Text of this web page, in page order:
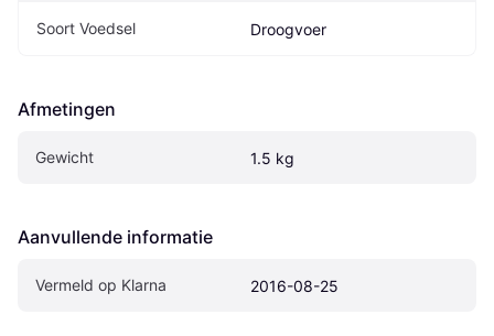
Soort Voedsel Droogvoer
Afmetingen
Gewicht 1.5 kg
Aanvullende informatie
Vermeld op Klarna 2016-08-25